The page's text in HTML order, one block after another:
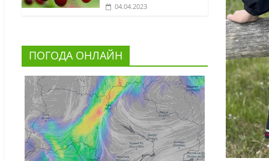
04.04.2023
ПОГОДА ОНЛАЙН